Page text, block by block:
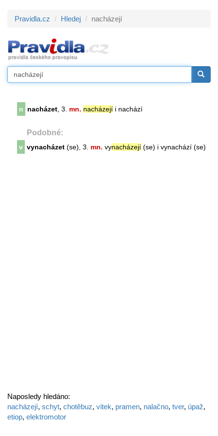
Pravidla.cz Hledej nacházejí
n nacházet , 3. mn. nacházejí i nachází
Podobné:
v vynacházet (se), 3. mn. vynacházejí (se) i vynachází (se)
Naposledy hledáno:
nacházejí, schyt, chotěbuz, vitek, pramen, nalačno, tver, úpaž,
etiop, elektromotor